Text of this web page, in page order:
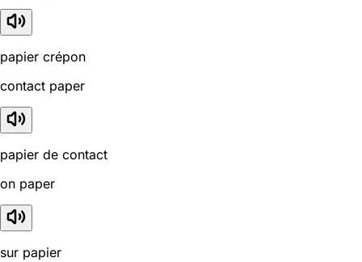
papier crépon
contact paper
papier de contact
on paper
sur papier